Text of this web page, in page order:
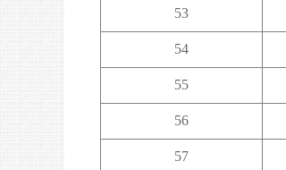
53
54
55
56
57